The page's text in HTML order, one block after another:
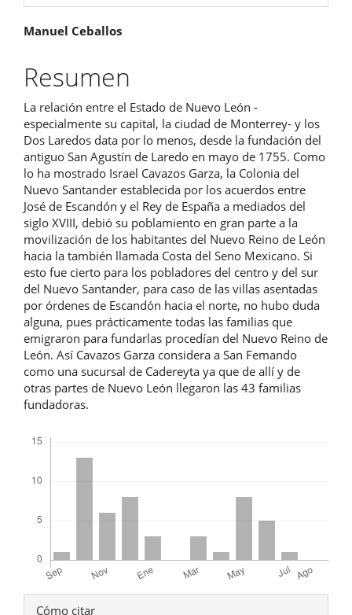
Contenido
principal
del
artículo
Manuel Ceballos
Resumen
La relación entre el Estado de Nuevo León -
especialmente su capital, la ciudad de Monterrey- y los
Dos Laredos data por lo menos, desde la fundación del
antiguo San Agustín de Laredo en mayo de 1755. Como
lo ha mostrado Israel Cavazos Garza, la Colonia del
Nuevo Santander establecida por los acuerdos entre
José de Escandón y el Rey de España a mediados del
siglo XVIII, debió su poblamiento en gran parte a la
movilización de los habitantes del Nuevo Reino de León
hacia la también llamada Costa del Seno Mexicano. Si
esto fue cierto para los pobladores del centro y del sur
del Nuevo Santander, para caso de las villas asentadas
por órdenes de Escandón hacia el norte, no hubo duda
alguna, pues prácticamente todas las familias que
emigraron para fundarlas procedían del Nuevo Reino de
León. Así Cavazos Garza considera a San Femando
como una sucursal de Cadereyta ya que de allí y de
otras partes de Nuevo León llegaron las 43 familias
fundadoras.
Detalles
Cómo citar